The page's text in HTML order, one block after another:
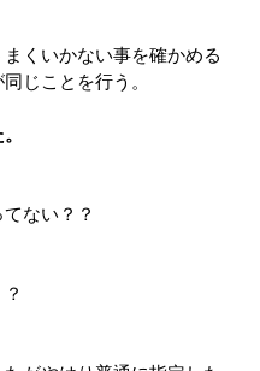
まくいかない事を確かめる
じことを行う。
ない？？